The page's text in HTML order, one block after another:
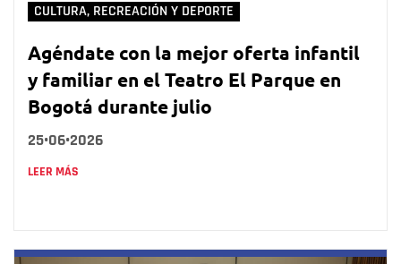
CULTURA, RECREACIÓN Y DEPORTE
Agéndate con la mejor oferta infantil
y familiar en el Teatro El Parque en
Bogotá durante julio
25•06•2026
LEER MÁS